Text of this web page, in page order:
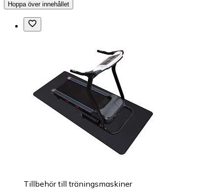
Hoppa över innehållet
Tillbehör till träningsmaskiner